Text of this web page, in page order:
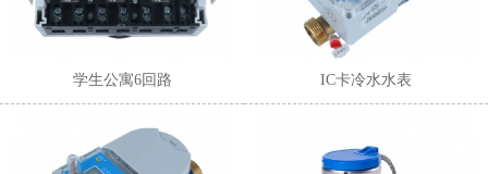
学生公寓6回路 IC卡冷水水表